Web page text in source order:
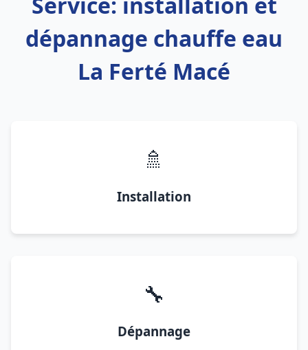
dépannage chauffe eau
La Ferté Macé
🚿
Installation
🔧
Dépannage